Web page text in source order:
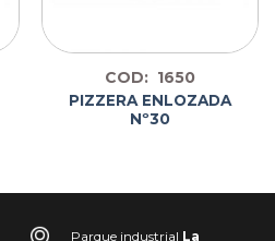
COD: 1650
PIZZERA ENLOZADA
Nº30
Parque industrial La